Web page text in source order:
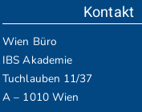
Kontakt
Wien Büro
IBS Akademie
Tuchlauben 11/37
A – 1010 Wien